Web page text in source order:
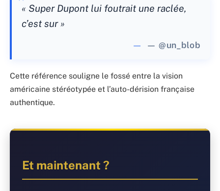
« Super Dupont lui foutrait une raclée,
c’est sur »
— @un_blob
Cette référence souligne le fossé entre la vision
américaine stéréotypée et l’auto-dérision française
authentique.
Et maintenant ?